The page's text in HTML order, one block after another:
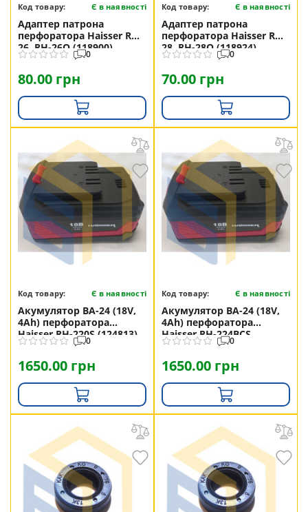
Код товару: Є в наявності
Адаптер патрона
перфоратора Haisser RH-
26, RH-26Q (118900)
0
80.00 грн
Код товару: Є в наявності
Адаптер патрона
перфоратора Haisser RH-
28, RH-28Q (118924)
0
70.00 грн
Код товару: Є в наявності
Акумулятор ВА-24 (18V,
4Ah) перфоратора
Haisser RH-220S (124813)
0
1650.00 грн
Код товару: Є в наявності
Акумулятор ВА-24 (18V,
4Ah) перфоратора
Haisser RH-224BCS
(124813)
0
1650.00 грн